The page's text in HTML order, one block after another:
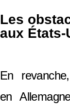
Les
aux États-
En
en